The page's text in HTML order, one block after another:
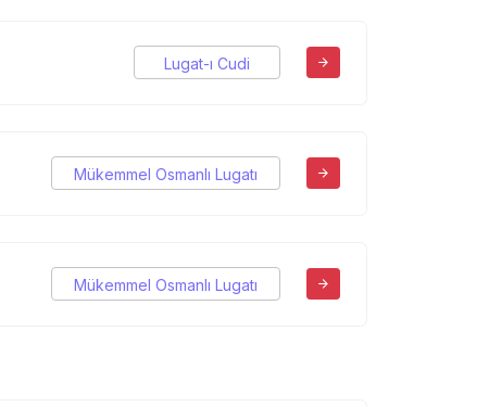
Lugat-ı Cudi
Mükemmel Osmanlı Lugatı
Mükemmel Osmanlı Lugatı